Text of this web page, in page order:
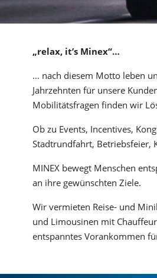
„relax, it’s Minex“…
… nach diesem Motto leben
Jahrzehnten für unsere
Mobilitätsfragen finden wir
Ob zu Events, Incentives,
Stadtrundfahrt, Betriebsfeier,
MINEX bewegt Menschen
an ihre gewünschten Ziele.
Wir vermieten Reise- und
und Limousinen mit
entspanntes Vorankommen